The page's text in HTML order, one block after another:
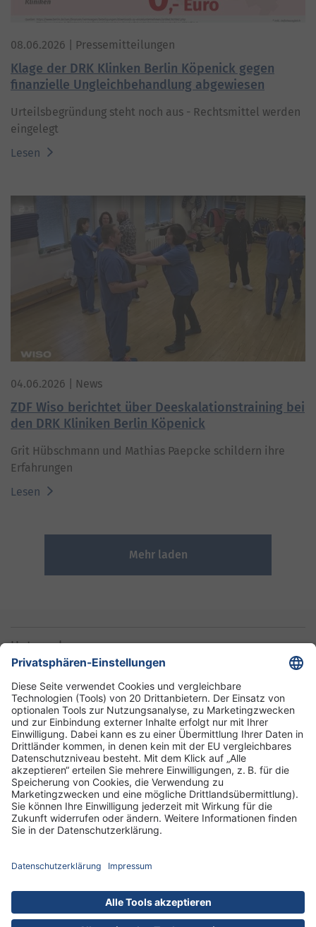
08.06.2026 | Pressemitteilungen
Klage der DRK Klinken Berlin Köpenick gegen
finanzielle Ungleichbehandlung abgewiesen
Urteilsbegründung steht noch aus - Rechtsmittel werden
eingelegt
Lesen
04.06.2026 | News
ZDF Wiso berichtet über Deeskalationstraining bei
den DRK Kliniken Berlin Köpenick
Grit Hübschmann und Mathias Paepcke schildern ihre
Erfahrungen
Lesen
Mehr laden
Unternehmen
Informationen
Standorte
DRK-Schwesternschaft Berlin
Impressum
Hausordnung